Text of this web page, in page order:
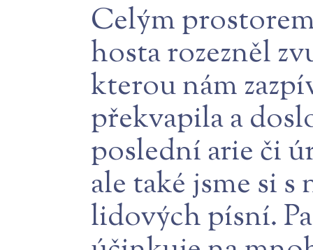
Celým
hosta rozezněl
kterou nám
překvapila a
poslední arie či
ale také jsme si
lidových písní.